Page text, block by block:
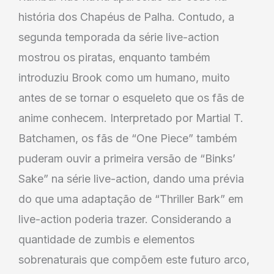
história dos Chapéus de Palha. Contudo, a
segunda temporada da série live-action
mostrou os piratas, enquanto também
introduziu Brook como um humano, muito
antes de se tornar o esqueleto que os fãs de
anime conhecem. Interpretado por Martial T.
Batchamen, os fãs de “One Piece” também
puderam ouvir a primeira versão de “Binks’
Sake” na série live-action, dando uma prévia
do que uma adaptação de “Thriller Bark” em
live-action poderia trazer. Considerando a
quantidade de zumbis e elementos
sobrenaturais que compõem este futuro arco,